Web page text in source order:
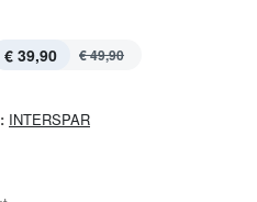
€ 39,90 € 49,90
INTERSPAR